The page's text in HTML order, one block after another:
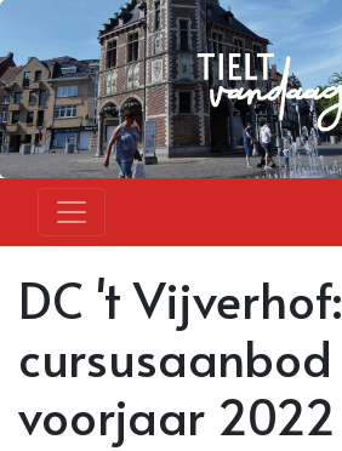
DC 't Vijverhof:
cursusaanbod
voorjaar 2022